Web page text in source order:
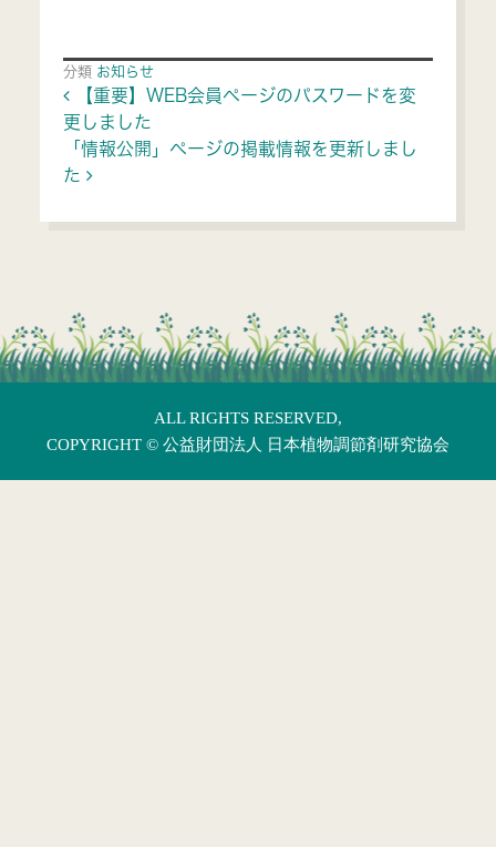
分類 お知らせ
Post navigation
【重要】WEB会員ページのパスワードを変
更しました
「情報公開」ページの掲載情報を更新しまし
た
ALL RIGHTS RESERVED,
COPYRIGHT © 公益財団法人 日本植物調節剤研究協会